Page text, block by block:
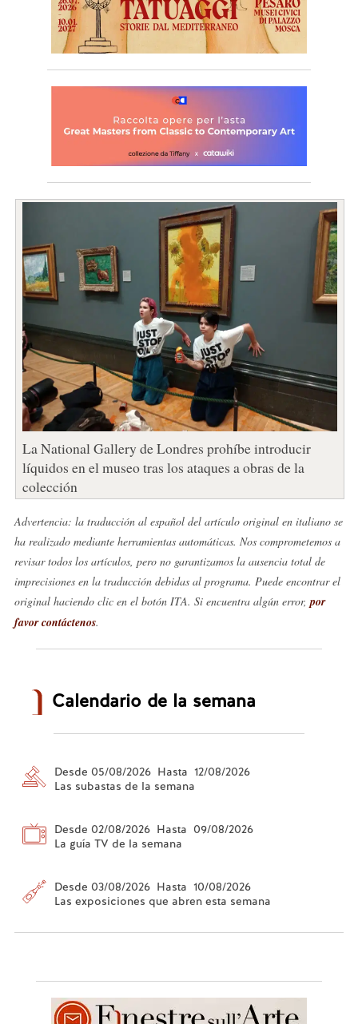
La National Gallery de Londres prohíbe introducir
líquidos en el museo tras los ataques a obras de la
colección
Advertencia: la traducción al español del artículo original en italiano se
ha realizado mediante herramientas automáticas. Nos comprometemos a
revisar todos los artículos, pero no garantizamos la ausencia total de
imprecisiones en la traducción debidas al programa. Puede encontrar el
original haciendo clic en el botón ITA. Si encuentra algún error, por
favor contáctenos.
Calendario de la semana
Desde 05/08/2026 Hasta 12/08/2026
Las subastas de la semana
Desde 02/08/2026 Hasta 09/08/2026
La guía TV de la semana
Desde 03/08/2026 Hasta 10/08/2026
Las exposiciones que abren esta semana